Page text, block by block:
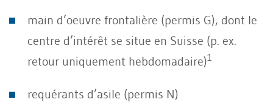
main d’oeuvre frontalière (permis G), dont le
centre d’intérêt se situe en Suisse (p. ex.
retour uniquement hebdomadaire)1
requérants d’asile (permis N)